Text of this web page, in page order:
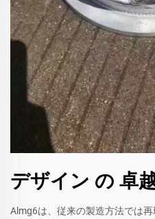
デザイン の 卓
Almg6は、従来の製造方法では